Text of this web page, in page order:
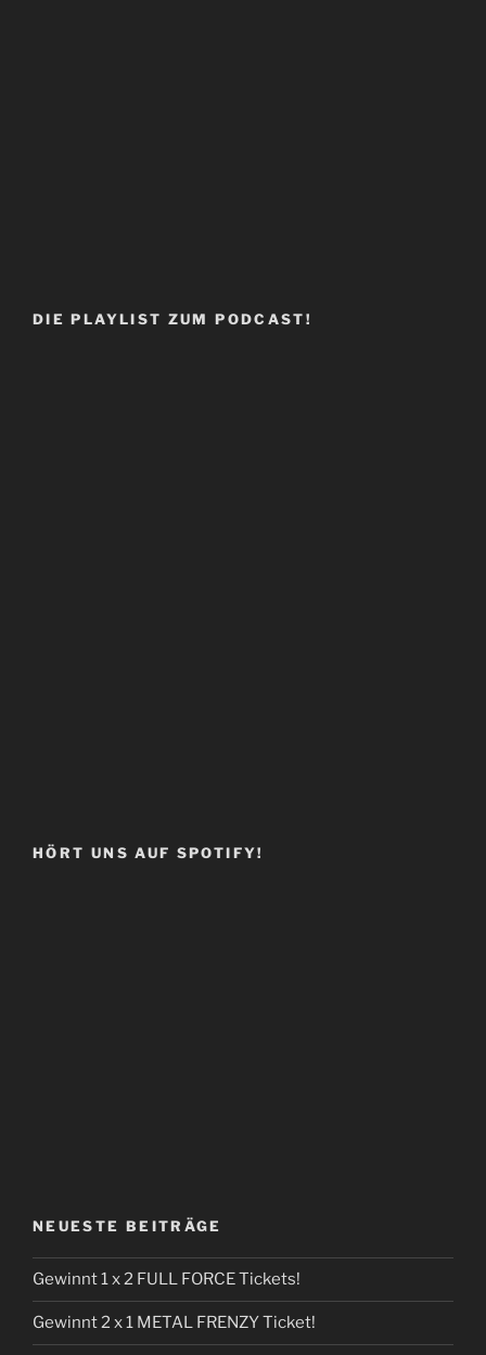
DIE PLAYLIST ZUM PODCAST!
HÖRT UNS AUF SPOTIFY!
NEUESTE BEITRÄGE
Gewinnt 1 x 2 FULL FORCE Tickets!
Gewinnt 2 x 1 METAL FRENZY Ticket!